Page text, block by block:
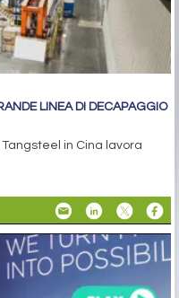
LINEA DI DECAPAGGIO
in Cina lavora